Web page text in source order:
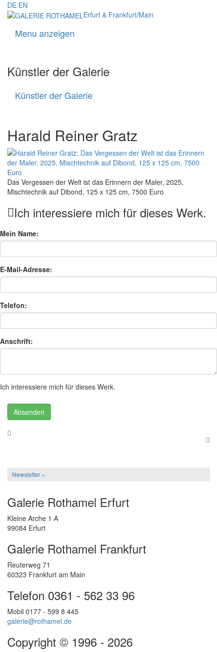
DE EN
Erfurt & Frankfurt/Main
Menu anzeigen
Künstler der Galerie
Künstler der Galerie
Harald Reiner Gratz
Das Vergessen der Welt ist das Erinnern der Maler, 2025,
Mischtechnik auf Dibond, 125 x 125 cm, 7500 Euro
Ich interessiere mich für dieses Werk.
Mein Name:
E-Mail-Adresse:
Telefon:
Anschrift:
Ich interessiere mich für dieses Werk.
Absenden
Newsletter »
Galerie Rothamel Erfurt
Kleine Arche 1 A
99084 Erfurt
Galerie Rothamel Frankfurt
Reuterweg 71
60323 Frankfurt am Main
Telefon 0361 - 562 33 96
Mobil 0177 - 599 8 445
galerie@rothamel.de
Copyright © 1996 - 2026